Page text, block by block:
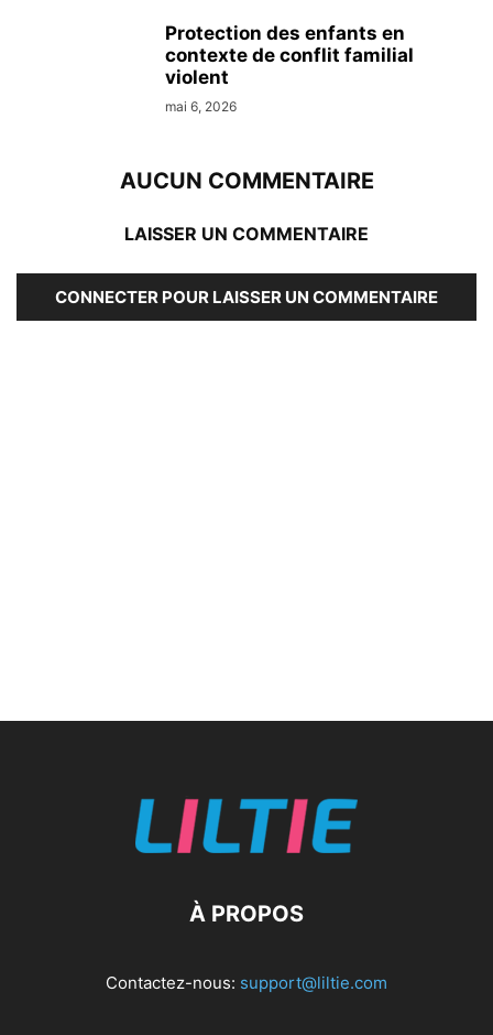
Protection des enfants en
contexte de conflit familial
violent
mai 6, 2026
AUCUN COMMENTAIRE
LAISSER UN COMMENTAIRE
CONNECTER POUR LAISSER UN COMMENTAIRE
À PROPOS
Contactez-nous: support@liltie.com